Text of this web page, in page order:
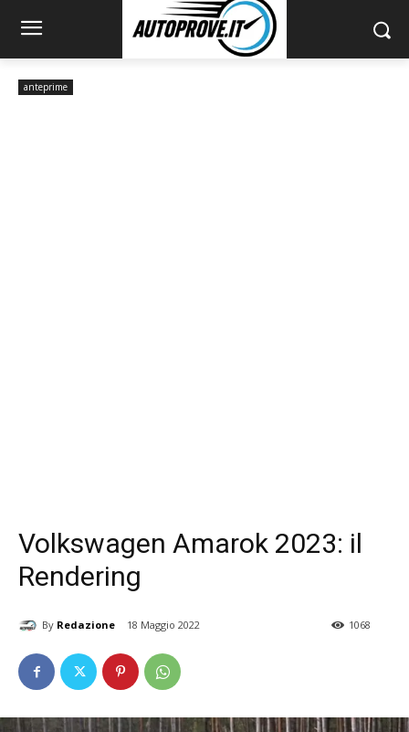
anteprime
Volkswagen Amarok 2023: il
Rendering
By Redazione 18 Maggio 2022 1068